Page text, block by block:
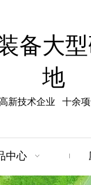
备大
地
新技术企业 十余
中心